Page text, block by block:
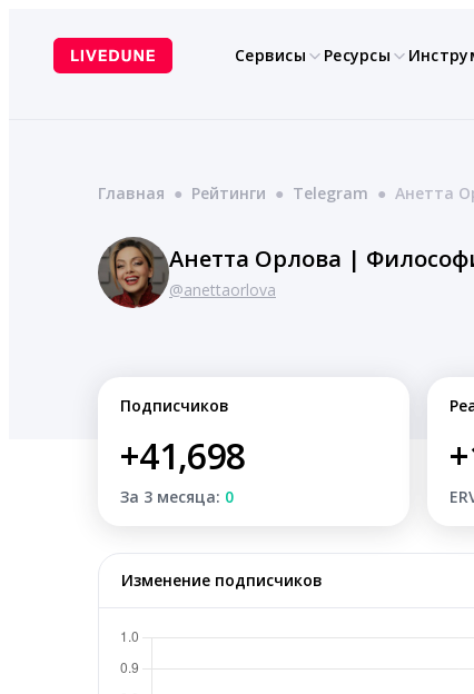
содержимому
Сервисы Ресурсы
Главная ● Рейтинги ● Telegram ● Анетта
Анетта Орлова |
@anettaorlova
Подписчиков
+41,698
За 3 месяца: 0
Изменение подписчиков